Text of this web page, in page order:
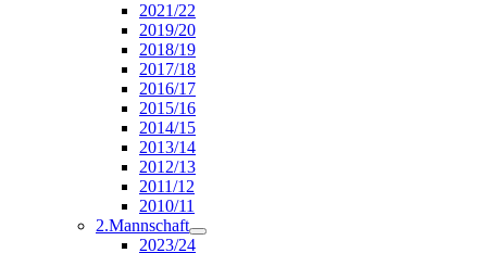
2021/22
2019/20
2018/19
2017/18
2016/17
2015/16
2014/15
2013/14
2012/13
2011/12
2010/11
2.Mannschaft
2023/24